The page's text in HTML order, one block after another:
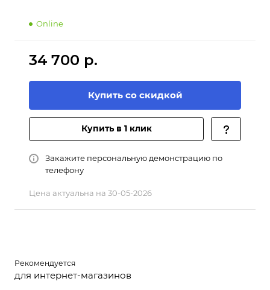
Online
34 700 р.
Купить со скидкой
Купить в 1 клик
Закажите персональную демонстрацию по
телефону
Цена актуальна на 30-05-2026
Рекомендуется
для интернет-магазинов